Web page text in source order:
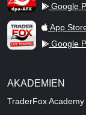
Google
TraderFox Live
App
Google
AKADEMIEN
TraderFox Academy